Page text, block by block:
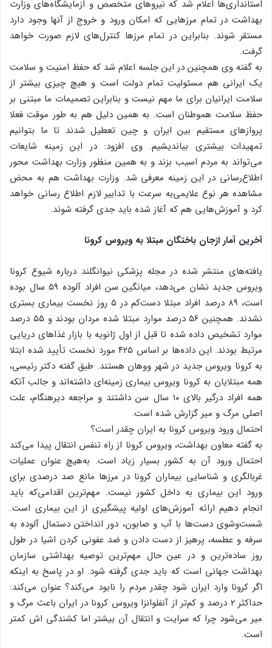
استانداری‌ها اعلام شد که نیروهای متخصص و ازمایشگاه‌های وزارت
بهداشت در تمام مرزهایی که امکان ورود و خروج از آنها وجود دارد
مستقر شوند. بنابراین در تمام مرزها کنترل‌های لازم صورت خواهد
گرفت.
به گفته وی همچنین در این جلسه اعلام شد که حفظ امنیت و سلامت
یک ایرانی هم مسئولیت تمام دولت است و هیچ چیزی بیشتر از
سلامت ایرانیان برای ما مهم نیست و بنابراین تصمیمات ما مبتنی بر
حفظ سلامت هموطنان است. به همین دلیل هم به طور موقت فعلا
پروازهای مستقیم بین ایران و چین تعطیل شدند تا ما بتوانیم
تمهیدات بیشتری بیاندیشیم. وی افزود: در این زمینه شایعات
می‌تواند به مردم اسیب بزند و به همین منظور وزارت بهداشت محور
اطلاع‌رسانی در این زمینه معرفی شد. وزارت بهداشت هم به محض
مشاهده هر نوع علایمی‌به سرعت با تدابیر لازم اطلاع رسانی خواهد
کرد و آموزش‌هایی هم که آغاز شده باید جدی گرفته شوند.
آخرین آمار ازجان باختگان مبتلا به ویروس کرونا
یافته‌های منتشر شده در مجله پزشکی نیوانگلند درباره شیوع کرونا
ویروس جدید نشان می‌دهد، میانگین سن افراد آلوده ۵۹ سال بوده
است، ۸۹ درصد افراد مبتلا دست‌کم در ۵ روز نخست بیماری بستری
نشدند. همچنین ۵۶ درصد موارد مبتلا شده مردان بودند و ۵۵ درصد
موارد تشخیص داده شده تا قبل از اول ژانویه با بازار غذاهای دریایی
مرتبط بودند. این داده‌ها بر اساس ۴۲۵ مورد نخست تأیید شده ابتلا
به کرونا ویروس جدید در شهر ووهان هستند. طبق گفته دکتر رئیسی،
همه مبتلایان به کرونا ویروس بیماری زمینه‌ای داشته‌اند و جالب آنکه
همه افراد درگیر بالای ۱۰ سال سن داشتند و مراجعه دیرهنگام، علت
اصلی مرگ و میر گزارش شده است.
احتمال ورود ویروس کرونا به ایران چقدر است؟
به گفته معاون بهداشت، ویروس کرونا از راه تنفس انتقال پیدا می‌کند
احتمال ورود آن به کشور بسیار زیاد است. به‌هیچ عنوان عملیات
غربالگری و شناسایی بیماران کرونا در مرزها مانع صد درصدی برای
ورود این بیماری به داخل کشور نیست. مهم‌ترین اقدامی‌که باید
انجام دهیم ارائه آموزش‌های اولیه پیشگیری از این بیماری است.
شست‌و‌شوی دست‌ها با آب و صابون، دور انداختن دستمال آلوده به
سرفه و عطسه، پرهیز از دست دادن و ضد عفونی کردن اشیا در طول
روز ساده‌ترین و در عین حال مهم‌ترین توصیه بهداشتی سازمان
بهداشت جهانی است که باید جدی گرفته شود. او در پاسخ به اینکه
اگر کرونا وارد ایران شود چقدر مردم را نابود می‌کند؟ عنوان می‌کند:
حداکثر ۲ درصد و کم‌تر از آنفلوانزا ویروس کرونا در ایران باعث مرگ و
میر می‌شود چرا که سرایت و انتقال آن بیشتر اما کشندگی اش کمتر
است.